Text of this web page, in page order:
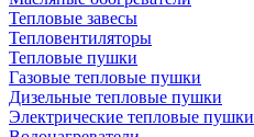
Тепловые завесы
Тепловентиляторы
Тепловые пушки
Газовые тепловые пушки
Дизельные тепловые пушки
Электрические тепловые пушки